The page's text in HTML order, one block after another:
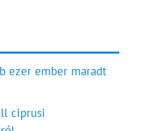
ezer ember maradt
ciprusi